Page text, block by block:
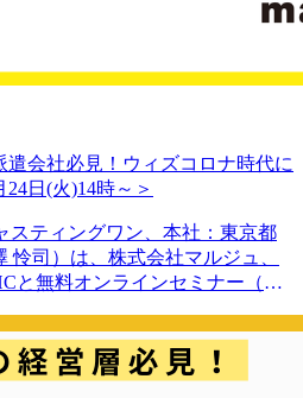
遣会社必見！ウィズコロナ時代に
日(火)14時～＞
スティングワン、本社：東京都
怜司）は、株式会社マルジュ、
と無料オンラインセミナー（ウ